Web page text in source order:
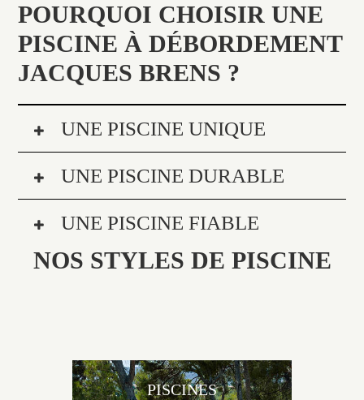
POURQUOI CHOISIR UNE
PISCINE À DÉBORDEMENT
JACQUES BRENS ?
UNE PISCINE UNIQUE
UNE PISCINE DURABLE
UNE PISCINE FIABLE
NOS STYLES DE PISCINE
PISCINES